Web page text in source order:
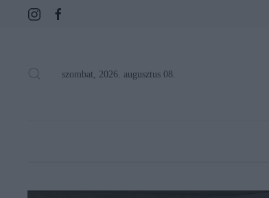
szombat, 2026. augusztus 08.